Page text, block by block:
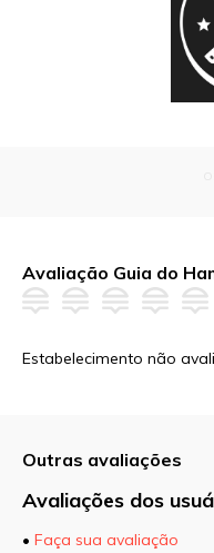
Avaliação Guia do
Estabelecimento não
Outras avaliações
Avaliações dos
• Faça sua avaliação